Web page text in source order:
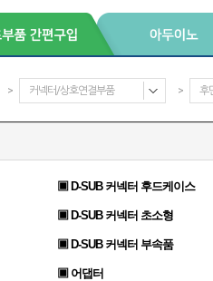
> 커넥터/상호연결부품 > 후
▣ D-SUB 커넥터 후드케이스
▣ D-SUB 커넥터 초소형
▣ D-SUB 커넥터 부속품
▣ 어댑터